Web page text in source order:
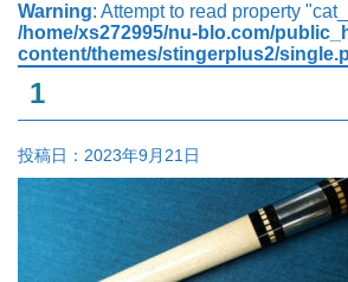
Warning: Attempt to read property
/home/xs272995/nu-blo.com/
content/themes/stingerplus2/
1
投稿日： 2023年9月21日